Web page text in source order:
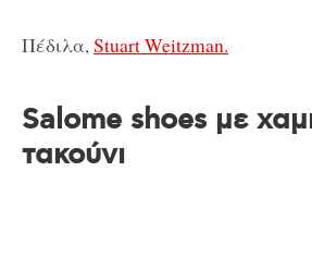
Πέδιλα,Stuart Weitzman.
Salome shoes με
τακούνι